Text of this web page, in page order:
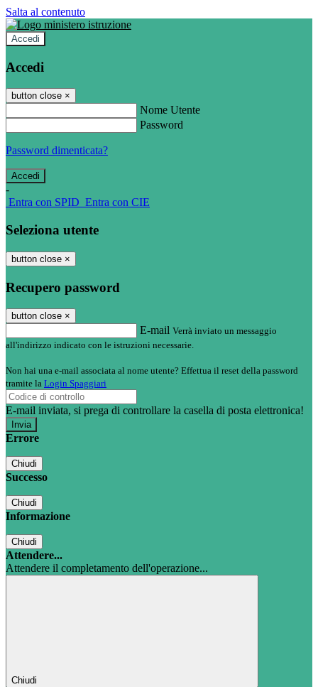
Salta al contenuto
Accedi
Accedi
button close ×
Nome Utente
Password
Password dimenticata?
-
Entra con SPID Entra con CIE
Seleziona utente
button close ×
Recupero password
button close ×
E-mail Verrà inviato un messaggio
all'indirizzo indicato con le istruzioni necessarie.
Non hai una e-mail associata al nome utente? Effettua il reset della password
tramite la Login Spaggiari
E-mail inviata, si prega di controllare la casella di posta elettronica!
Errore
Chiudi
Successo
Chiudi
Informazione
Chiudi
Attendere...
Attendere il completamento dell'operazione...
Chiudi